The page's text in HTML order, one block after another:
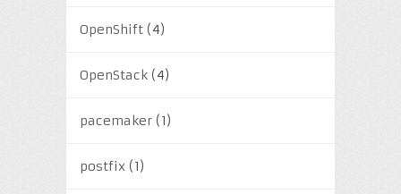
OpenShift(4)
OpenStack(4)
pacemaker(1)
postfix(1)